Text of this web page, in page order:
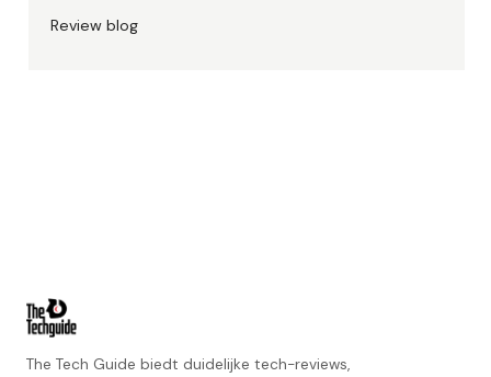
Review blog
The Tech Guide biedt duidelijke tech-reviews,